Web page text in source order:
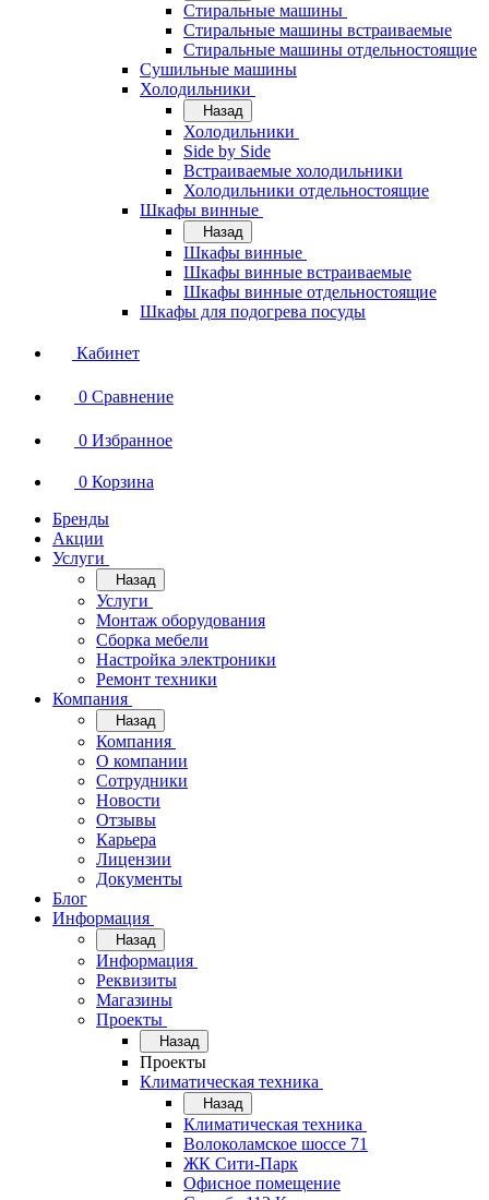
Стиральные машины
Стиральные машины встраиваемые
Стиральные машины отдельностоящие
Сушильные машины
Холодильники
Назад
Холодильники
Side by Side
Встраиваемые холодильники
Холодильники отдельностоящие
Шкафы винные
Назад
Шкафы винные
Шкафы винные встраиваемые
Шкафы винные отдельностоящие
Шкафы для подогрева посуды
Кабинет
0 Сравнение
0 Избранное
0 Корзина
Бренды
Акции
Услуги
Назад
Услуги
Монтаж оборудования
Сборка мебели
Настройка электроники
Ремонт техники
Компания
Назад
Компания
О компании
Сотрудники
Новости
Отзывы
Карьера
Лицензии
Документы
Блог
Информация
Назад
Информация
Реквизиты
Магазины
Проекты
Назад
Проекты
Климатическая техника
Назад
Климатическая техника
Волоколамское шоссе 71
ЖК Сити-Парк
Офисное помещение